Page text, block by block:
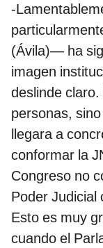
-
(Ávila)— ha
imagen
deslinde
personas,
llegara a
conformar la
Congreso no
Poder Judicial
Esto es muy
cuando el